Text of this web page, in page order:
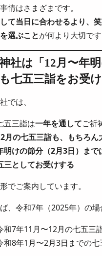
情はさまざまです。
て当日に合わせるより、
選ぶことが何より大切です
社は「12月〜年
七五三詣をお受
では、
五三詣は一年を通してご祈
月の七五三詣も、もちろん
明けの節分（2月3日）まで
三としてお受けする
でご案内しています。
、令和7年（2025年）の場
和7年11月〜12月の七五三
和8年1月〜2月3日までの七